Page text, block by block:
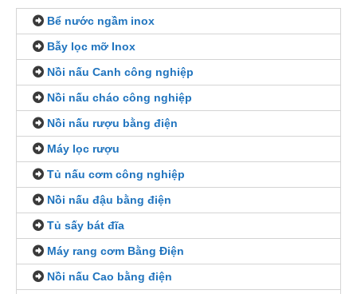
Bể nước ngầm inox
Bẫy lọc mỡ Inox
Nồi nấu Canh công nghiệp
Nồi nấu cháo công nghiệp
Nồi nấu rượu bằng điện
Máy lọc rượu
Tủ nấu cơm công nghiệp
Nồi nấu đậu bằng điện
Tủ sấy bát đĩa
Máy rang cơm Bằng Điện
Nồi nấu Cao bằng điện